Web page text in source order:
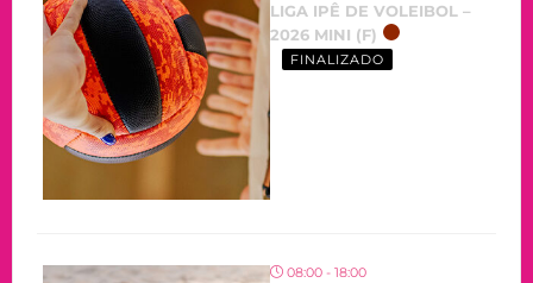
LIGA IPÊ DE VOLEIBOL –
2026 MINI (F)
FINALIZADO
08:00 - 18:00